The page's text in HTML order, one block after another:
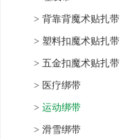
> 背靠背魔术贴扎带
> 塑料扣魔术贴扎带
> 五金扣魔术贴扎带
> 医疗绑带
> 运动绑带
> 滑雪绑带